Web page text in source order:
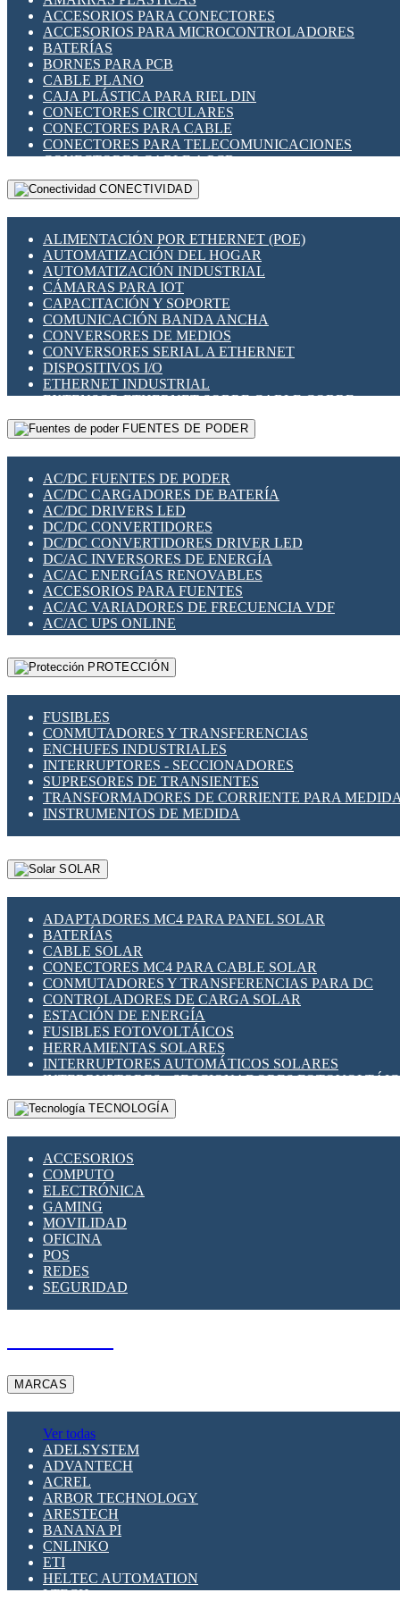
INDICADORES PARA PANEL
INTERFACES DE RELÉ
INTERRUPTORES FIN DE CARRERA
LLAVES CONMUTADORAS
MEDIDORES DE ENERGÍA Y TC'S DE CORRIENTE
MOTORES PASO A PASO
PANTALLAS HMI
PLC -CONTROLADORES LÓGICO PROGRAMABLES
PROGRAMADORES DE HORARIO
RELÉS DE PROTECCIÓN
SENSORES CAPACITIVOS
SENSORES INDUCTIVOS
TEMPORIZADORES
VARIACS
VARIADORES DE FRECUENCIA [VDF]
SECCIONADORES - INTERRUPTORES
MAQUINARIA
ACCESORIOS PARA CONECTORES
ACCESORIOS PARA MICROCONTROLADORES
BATERÍAS
BORNES PARA PCB
CABLE PLANO
CAJA PLÁSTICA PARA RIEL DIN
CONECTORES CIRCULARES
CONECTORES PARA CABLE
CONECTORES PARA TELECOMUNICACIONES
CONECTORES CABLE A PCB
CONECTORES PCB A CABLE
DIP SWITCHES
HERRAMIENTAS VARIAS
ILUMINACIÓN LED
INTERRUPTORES REED
INTERFACES DE RELÉ
OTROS RELÉS
PROTECCIÓN TÉRMICA
RELÉS AUTOMOTRICES
RELÉS DE SEÑAL
RELÉS DE ESTADO SÓLIDO SSR
RELÉS INDUSTRIALES
RELÉS MINIATURA DE POTENCIA
SENSORES MAGNÉTICOS
SWITCH Y MICROSWITCH
TARJETAS PI
UNIÓN Y DERIVACIÓN DE CABLE
CONECTIVIDAD
ALIMENTACIÓN POR ETHERNET (POE)
AUTOMATIZACIÓN DEL HOGAR
AUTOMATIZACIÓN INDUSTRIAL
CÁMARAS PARA IOT
CAPACITACIÓN Y SOPORTE
COMUNICACIÓN BANDA ANCHA
CONVERSORES DE MEDIOS
CONVERSORES SERIAL A ETHERNET
DISPOSITIVOS I/O
ETHERNET INDUSTRIAL
EXTENSOR ETHERNET SOBRE CABLE COBRE
GATEWAY LORAWAN
GESTIÓN DE REDES
PLACAS MODULARES IOT
SWITCHES Y REDES WIFI
SOLUCIONES IOT
SOLUCIONES LORAWAN
SOLUCIONES RED CELULAR
SEGURIDAD PARA REDES
SWITCHES LAN
TELEFONÍA IP (VOIP)
VIGILANCIA IP (CCTV)
MESHTASTIC
FUENTES DE PODER
AC/DC FUENTES DE PODER
AC/DC CARGADORES DE BATERÍA
AC/DC DRIVERS LED
DC/DC CONVERTIDORES
DC/DC CONVERTIDORES DRIVER LED
DC/AC INVERSORES DE ENERGÍA
AC/AC ENERGÍAS RENOVABLES
ACCESORIOS PARA FUENTES
AC/AC VARIADORES DE FRECUENCIA VDF
AC/AC UPS ONLINE
PROTECCIÓN
FUSIBLES
CONMUTADORES Y TRANSFERENCIAS
ENCHUFES INDUSTRIALES
INTERRUPTORES - SECCIONADORES
SUPRESORES DE TRANSIENTES
TRANSFORMADORES DE CORRIENTE PARA
INSTRUMENTOS DE MEDIDA
SOLAR
ADAPTADORES MC4 PARA PANEL SOLAR
BATERÍAS
CABLE SOLAR
CONECTORES MC4 PARA CABLE SOLAR
CONMUTADORES Y TRANSFERENCIAS PARA DC
CONTROLADORES DE CARGA SOLAR
ESTACIÓN DE ENERGÍA
FUSIBLES FOTOVOLTÁICOS
HERRAMIENTAS SOLARES
INTERRUPTORES AUTOMÁTICOS SOLARES
INTERRUPTORES - SECCIONADORES
MONTAJE PANEL SOLAR
PORTA FUSIBLES Y SECCIONADORES
TECNOLOGÍA
ACCESORIOS
COMPUTO
ELECTRÓNICA
GAMING
MOVILIDAD
OFICINA
POS
REDES
SEGURIDAD
MARCAS
Ver todas
ADELSYSTEM
ADVANTECH
ACREL
ARBOR TECHNOLOGY
ARESTECH
BANANA PI
CNLINKO
ETI
HELTEC AUTOMATION
LTECH